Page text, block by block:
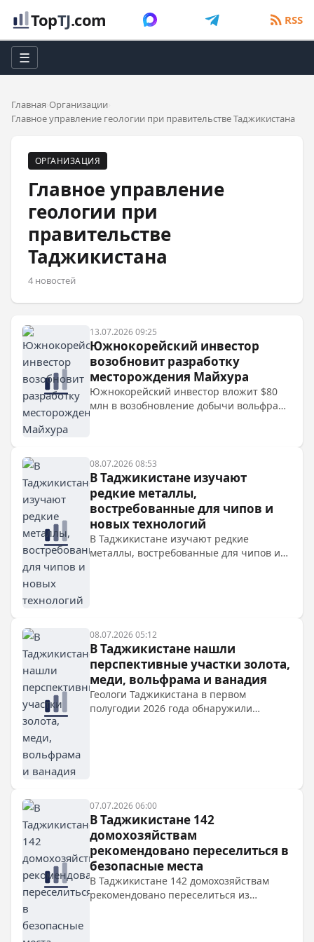
TopTJ.com RSS
☰
Главная Организации
Главное управление геологии при правительстве Таджикистана
ОРГАНИЗАЦИЯ
Главное управление
геологии при
правительстве
Таджикистана
4 новостей
13.07.2026 09:25
Южнокорейский инвестор
возобновит разработку
месторождения Майхура
Южнокорейский инвестор вложит $80
млн в возобновление добычи вольфрама
08.07.2026 08:53
В Таджикистане изучают
редкие металлы,
востребованные для чипов и
новых технологий
В Таджикистане изучают редкие
металлы, востребованные для чипов и
элементов. В ГБАО ведутся разведочные
работы с участием зарубежных
компаний.
08.07.2026 05:12
В Таджикистане нашли
перспективные участки золота,
меди, вольфрама и ванадия
Геологи Таджикистана в первом
полугодии 2026 года обнаружили
07.07.2026 06:00
В Таджикистане 142
домохозяйствам
рекомендовано переселиться в
безопасные места
В Таджикистане 142 домохозяйствам
рекомендовано переселиться из